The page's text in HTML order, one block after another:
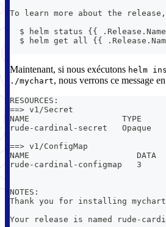
To learn more about the
$ helm status {{
$ helm get all {{
Maintenant, si nous exécutons helm
./mychart, nous verrons ce message
RESOURCES:
==> v1/Secret
NAME                   TYPE
rude-cardinal-secret
==> v1/ConfigMap
NAME                      DATA
rude-cardinal-configmap   3
NOTES:
Thank you for installing
Your release is named rude-